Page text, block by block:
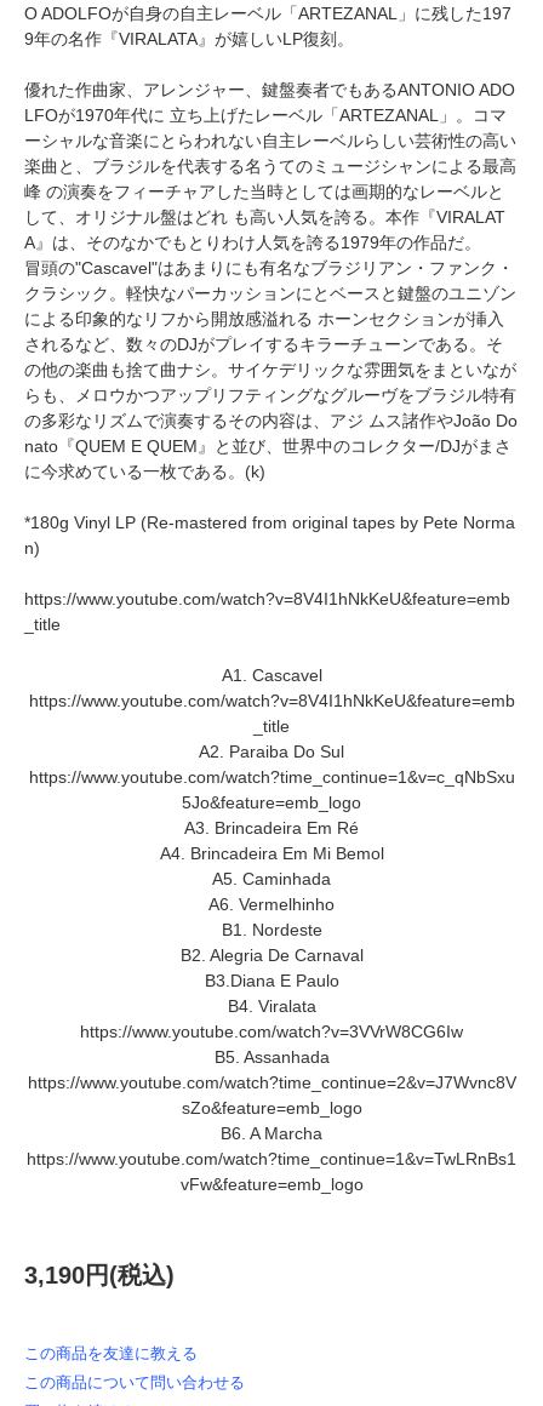
O ADOLFOが自身の自主レーベル「ARTEZANAL」に残した197
9年の名作『VIRALATA』が嬉しいLP復刻。
優れた作曲家、アレンジャー、鍵盤奏者でもあるANTONIO ADO
LFOが1970年代に 立ち上げたレーベル「ARTEZANAL」。コマ
ーシャルな音楽にとらわれない自主レーベルらしい芸術性の高い
楽曲と、ブラジルを代表する名うてのミュージシャンによる最高
峰 の演奏をフィーチャアした当時としては画期的なレーベルと
して、オリジナル盤はどれ も高い人気を誇る。本作『VIRALAT
A』は、そのなかでもとりわけ人気を誇る1979年の作品だ。
冒頭の"Cascavel"はあまりにも有名なブラジリアン・ファンク・
クラシック。軽快なパーカッションにとベースと鍵盤のユニゾン
による印象的なリフから開放感溢れる ホーンセクションが挿入
されるなど、数々のDJがプレイするキラーチューンである。そ
の他の楽曲も捨て曲ナシ。サイケデリックな雰囲気をまといなが
らも、メロウかつアップリフティングなグルーヴをブラジル特有
の多彩なリズムで演奏するその内容は、アジ ムス諸作やJoão Do
nato『QUEM E QUEM』と並び、世界中のコレクター/DJがまさ
に今求めている一枚である。(k)
*180g Vinyl LP (Re-mastered from original tapes by Pete Norma
n)
https://www.youtube.com/watch?v=8V4I1hNkKeU&feature=emb
_title
A1. Cascavel
https://www.youtube.com/watch?v=8V4I1hNkKeU&feature=emb
_title
A2. Paraiba Do Sul
https://www.youtube.com/watch?time_continue=1&v=c_qNbSxu
5Jo&feature=emb_logo
A3. Brincadeira Em Ré
A4. Brincadeira Em Mi Bemol
A5. Caminhada
A6. Vermelhinho
B1. Nordeste
B2. Alegria De Carnaval
B3.Diana E Paulo
B4. Viralata
https://www.youtube.com/watch?v=3VVrW8CG6Iw
B5. Assanhada
https://www.youtube.com/watch?time_continue=2&v=J7Wvnc8V
sZo&feature=emb_logo
B6. A Marcha
https://www.youtube.com/watch?time_continue=1&v=TwLRnBs1
vFw&feature=emb_logo
3,190円(税込)
この商品を友達に教える
この商品について問い合わせる